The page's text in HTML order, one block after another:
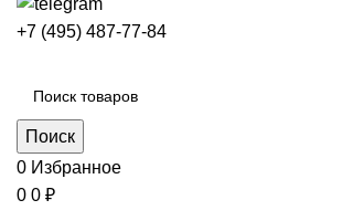
+7 (495) 487-77-84
Поиск
0 Избранное
0 0 ₽